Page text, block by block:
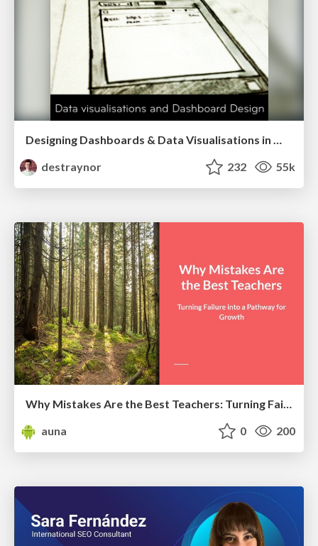
destraynor
232 55k
Why Mistakes Are the Best Teachers: Turning Failure into a Pathway for Growth
auna
0 200